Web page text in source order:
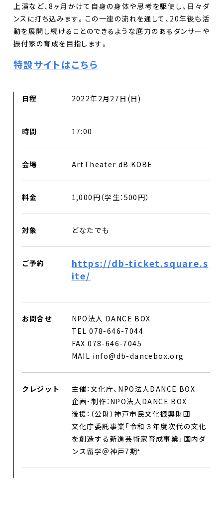
上演など、8ヶ月かけて自身の身体や思考を駆使し、日々ダ
ンスに打ち込みます。この一連の流れを通して、20年後も活
動を展開し続けることのできるような底力のあるダンサーや
振付家の育成を目指します。
特設サイトはこちら
日程 2022年2月27日(日)
時間 17:00
会場 ArtTheater dB KOBE
料金 1,000円（学生：500円）
対象 どなたでも
ご予約
https://db-ticket.square.s
ite/
お問合せ
NPO法人 DANCE BOX
TEL 078-646-7044
FAX 078-646-7045
MAIL info@db-dancebox.org
クレジット
主催：文化庁、NPO法人DANCE BOX
企画・制作：NPO法人DANCE BOX
後援：（公財）神戸市民文化振興財団
文化庁委託事業「令和３年度次代の文化
を創造する新進芸術家育成事業」国内ダ
ンス留学＠神戸7期⁺